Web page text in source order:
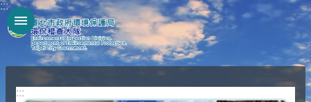
跳到主要內容區塊
:::
:::